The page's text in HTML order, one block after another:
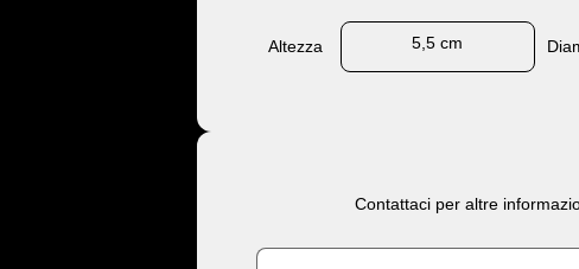
Altezza 5,5 cm
Contattaci per altre
Nome